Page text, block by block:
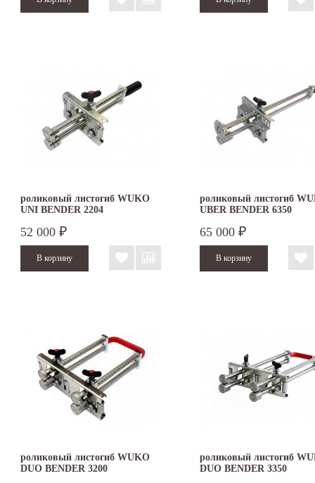
роликовый листогиб WUKO
UNI BENDER 2204
52 000 ₽
роликовый листогиб
UBER BENDER 6350
65 000 ₽
роликовый листогиб WUKO
DUO BENDER 3200
роликовый листогиб
DUO BENDER 3350